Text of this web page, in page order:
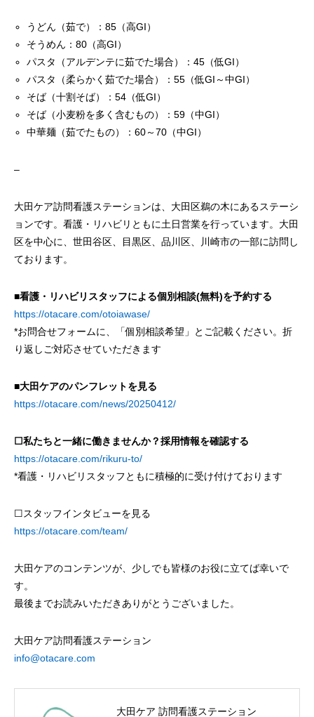
うどん（茹で）：85（高GI）
そうめん：80（高GI）
パスタ（アルデンテに茹でた場合）：45（低GI）
パスタ（柔らかく茹でた場合）：55（低GI～中GI）
そば（十割そば）：54（低GI）
そば（小麦粉を多く含むもの）：59（中GI）
中華麺（茹でたもの）：60～70（中GI）
–
大田ケア訪問看護ステーションは、大田区鵜の木にあるステーシ
ョンです。看護・リハビリともに土日営業を行っています。大田
区を中心に、世田谷区、目黒区、品川区、川崎市の一部に訪問し
ております。
■看護・リハビリスタッフによる個別相談(無料)を予約する
https://otacare.com/otoiawase/
*お問合せフォームに、「個別相談希望」とご記載ください。折
り返しご対応させていただきます
■大田ケアのパンフレットを見る
https://otacare.com/news/20250412/
☐私たちと一緒に働きませんか？採用情報を確認する
https://otacare.com/rikuru-to/
*看護・リハビリスタッフともに積極的に受け付けております
☐スタッフインタビューを見る
https://otacare.com/team/
大田ケアのコンテンツが、少しでも皆様のお役に立てば幸いで
す。
最後までお読みいただきありがとうございました。
大田ケア訪問看護ステーション
info@otacare.com
大田ケア 訪問看護ステーション